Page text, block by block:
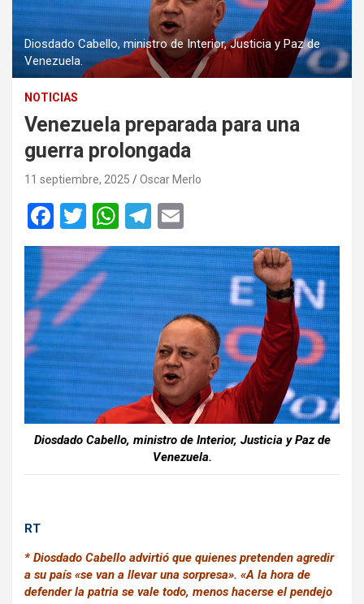
Diosdado Cabello, ministro de Interior, Justicia y Paz de
Venezuela.
NOTICIAS
Venezuela preparada para una
guerra prolongada
11 septiembre, 2025 Oscar Merlo
F
a
ce
b
o
o
k
T
wi
tt
er
W
h
at
s
A
p
p
T
el
e
gr
a
m
m
ail
Diosdado Cabello, ministro de Interior, Justicia y Paz de
Venezuela.
RT
* Diosdado Cabello advirtió que quienes pretenden agredir
a su país «se van a llevar una sorpresa». «A la hora de
defender la patria se vale todo, menos hacerse el pendejo